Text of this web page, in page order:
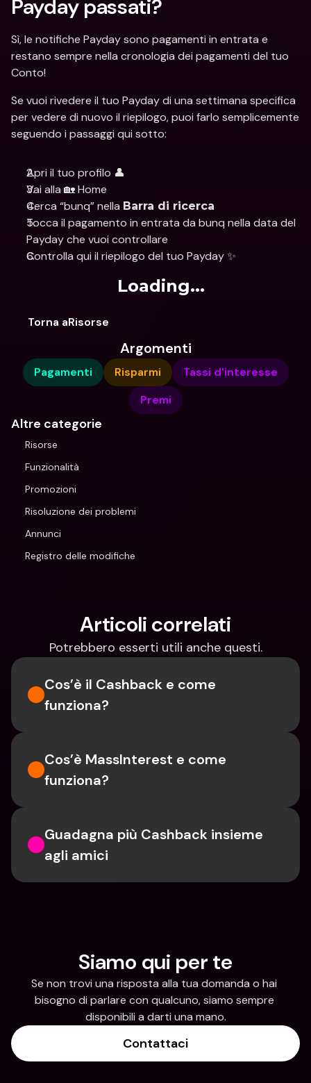
Payday passati?
Sì, le notifiche Payday sono pagamenti in entrata e
restano sempre nella cronologia dei pagamenti del tuo
Conto!
Se vuoi rivedere il tuo Payday di una settimana specifica
per vedere di nuovo il riepilogo, puoi farlo semplicemente
seguendo i passaggi qui sotto:
Apri il tuo profilo 👤
Vai alla 🏡 Home
Cerca “bunq” nella Barra di ricerca
Tocca il pagamento in entrata da bunq nella data del
Payday che vuoi controllare
Controlla qui il riepilogo del tuo Payday ✨
Loading...
Torna aRisorse
Argomenti
Pagamenti Risparmi
Tassi d'interesse
Premi
Altre categorie
Risorse
Funzionalità
Promozioni
Risoluzione dei problemi
Annunci
Registro delle modifiche
Articoli correlati
Potrebbero esserti utili anche questi.
Cos’è il Cashback e come
funziona?
Cos’è MassInterest e come
funziona?
Guadagna più Cashback insieme
agli amici
Siamo qui per te
Se non trovi una risposta alla tua domanda o hai
bisogno di parlare con qualcuno, siamo sempre
disponibili a darti una mano.
Contattaci